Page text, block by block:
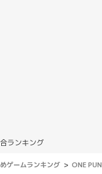
ランキング
ゲームランキング ONE